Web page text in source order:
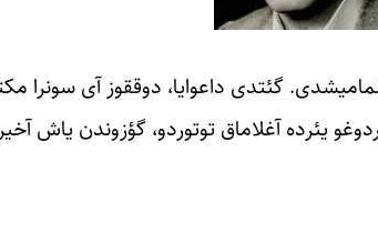
گئتدی داعوایا، دوققوز آی سونرا
یئرده آغلاماق توتوردو، گؤزوندن یاش